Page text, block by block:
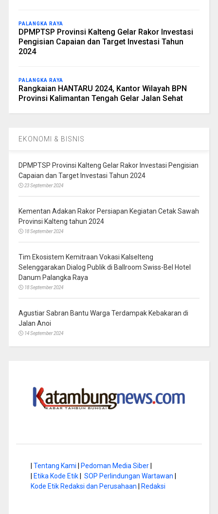
PALANGKA RAYA
DPMPTSP Provinsi Kalteng Gelar Rakor Investasi
Pengisian Capaian dan Target Investasi Tahun
2024
PALANGKA RAYA
Rangkaian HANTARU 2024, Kantor Wilayah BPN
Provinsi Kalimantan Tengah Gelar Jalan Sehat
EKONOMI & BISNIS
DPMPTSP Provinsi Kalteng Gelar Rakor Investasi Pengisian
Capaian dan Target Investasi Tahun 2024
23 September 2024
Kementan Adakan Rakor Persiapan Kegiatan Cetak Sawah
Provinsi Kalteng tahun 2024
18 September 2024
Tim Ekosistem Kemitraan Vokasi Kalselteng
Selenggarakan Dialog Publik di Ballroom Swiss-Bel Hotel
Danum Palangka Raya
18 September 2024
Agustiar Sabran Bantu Warga Terdampak Kebakaran di
Jalan Anoi
14 September 2024
Tentang Kami Pedoman Media Siber|
Etika Kode Etik| SOP Perlindungan Wartawan
Kode Etik Redaksi dan Perusahaan
Redaksi